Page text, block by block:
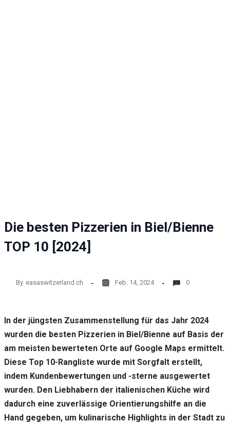
Die besten Pizzerien in Biel/Bienne
TOP 10 [2024]
By easaswitzerland.ch Feb. 14, 2024 0
In der jüngsten Zusammenstellung für das Jahr 2024
wurden die besten Pizzerien in Biel/Bienne auf Basis der
am meisten bewerteten Orte auf Google Maps ermittelt.
Diese Top 10-Rangliste wurde mit Sorgfalt erstellt,
indem Kundenbewertungen und -sterne ausgewertet
wurden. Den Liebhabern der italienischen Küche wird
dadurch eine zuverlässige Orientierungshilfe an die
Hand gegeben, um kulinarische Highlights in der Stadt zu